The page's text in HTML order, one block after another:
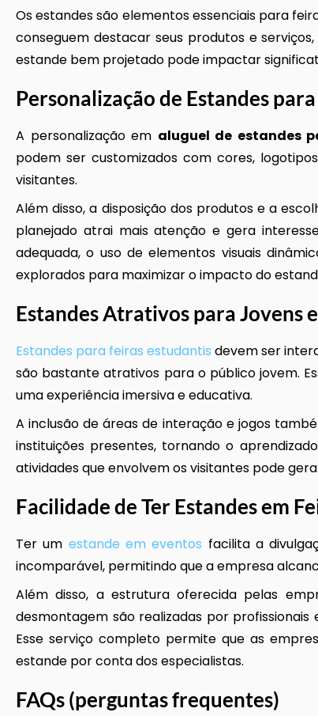
Os estandes são elementos essenciais para
conseguem destacar seus produtos e
estande bem projetado pode impactar
Personalização de Estandes
A personalização em aluguel de estandes
podem ser customizados com cores,
visitantes.
Além disso, a disposição dos produtos e a
planejado atrai mais atenção e gera
adequada, o uso de elementos visuais
explorados para maximizar o impacto do
Estandes Atrativos para Jovens
Estandes para feiras estudantis devem ser
são bastante atrativos para o público jovem.
uma experiência imersiva e educativa.
A inclusão de áreas de interação e jogos
instituições presentes, tornando o
atividades que envolvem os visitantes pode
Facilidade de Ter Estandes em
Ter um estande em eventos facilita a
incomparável, permitindo que a empresa
Além disso, a estrutura oferecida pelas
desmontagem são realizadas por
Esse serviço completo permite que as
estande por conta dos especialistas.
FAQs (perguntas frequentes)